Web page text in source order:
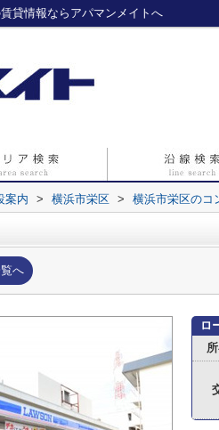
貸情報ならアパマンメイトへ
案内 > 横浜市栄区 > 横浜市栄区のコ
へ
ロ